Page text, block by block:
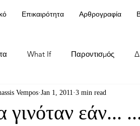
Επικαιρότητα Αρθρογραφία
What If Παροντισμός
γινόταν εάν...
Vempos Jan 1, 2011 3 min read